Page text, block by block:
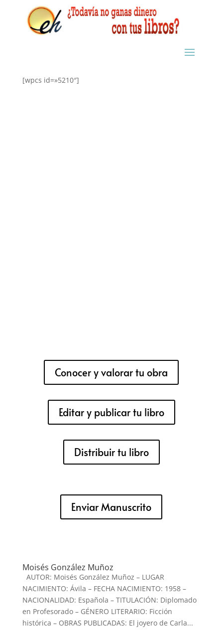
[wpcs id=»5210″]
Conocer y valorar tu obra
Editar y publicar tu libro
Distribuir tu libro
Enviar Manuscrito
Moisés González Muñoz
AUTOR: Moisés González Muñoz – LUGAR
NACIMIENTO: Ávila – FECHA NACIMIENTO: 1958 –
NACIONALIDAD: Española – TITULACIÓN: Diplomado
en Profesorado – GÉNERO LITERARIO: Ficción
histórica – OBRAS PUBLICADAS: El joyero de Carla...